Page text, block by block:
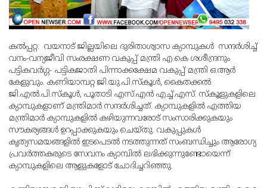
കല്‍പ്പറ്റ: വയനാട് ജില്ലയിലെ ദുരിതാശ്വാസ ക്യാമ്പുകള്‍ സന്ദര്‍ശിച്ച്
വനം-വന്യജീവി സംരക്ഷണ വകുപ്പ് മന്ത്രി എ.കെ ശശീന്ദ്രനും
പട്ടികവര്‍ഗ്ഗ- പട്ടികജാതി പിന്നാക്കക്ഷേമ വകുപ്പ് മന്ത്രി ഒ.ആര്‍
കേളുവും. കണിയാമ്പറ്റ ജി.യു.പി.സ്‌കൂള്‍, കൈതക്കല്‍
ജി.എല്‍.പി.സ്‌കൂള്‍, പൂതാടി എസ്.എന്‍ എച്ച്.എസ്. സ്‌കൂളുകളിലെ
ക്യാമ്പുകളാണ് മന്ത്രിമാര്‍ സന്ദര്‍ശിച്ചത്. ക്യാമ്പുകളില്‍ എത്തിയ
മന്ത്രിമാര്‍ ക്യാമ്പുകളില്‍ കഴിയുന്നവരോട് സംസാരിക്കുകയും
സൗകര്യങ്ങള്‍ ഉറപ്പാക്കുകയും ചെയ്തു. വകുപ്പുകള്‍
കൃത്യസമയങ്ങളില്‍ ഇടപെടല്‍ നടത്തുന്നത് സംബന്ധിച്ചും ആരോഗ്യ
പ്രവര്‍ത്തകരുടെ സേവനം ക്യാമ്പില്‍ ലഭിക്കുന്നുണ്ടോയെന്ന്
ക്യാമ്പുകളിലെ ആളുകളോട് ചോദിച്ചറിഞ്ഞു.